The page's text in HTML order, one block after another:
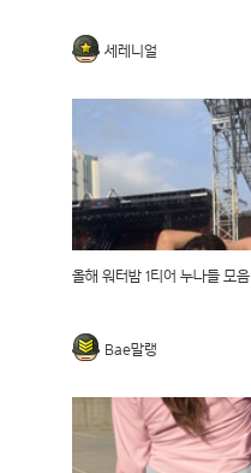
세레니얼
올해 워터밤 1티어 누나들 모음
Bae말랭